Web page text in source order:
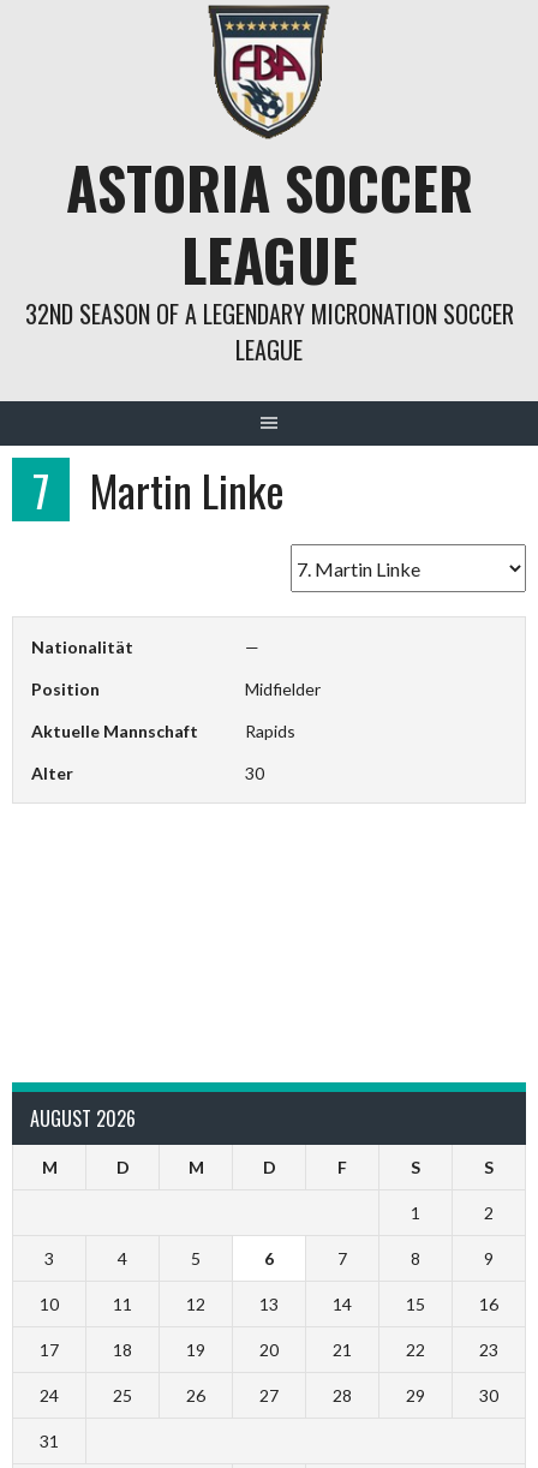
ASTORIA SOCCER
LEAGUE
32ND SEASON OF A LEGENDARY MICRONATION SOCCER
LEAGUE
7 Martin Linke
Nationalität —
Position Midfielder
Aktuelle Mannschaft Rapids
Alter 30
AUGUST 2026
M D M D F S S
1 2
3 4 5 6 7 8 9
10 11 12 13 14 15 16
17 18 19 20 21 22 23
24 25 26 27 28 29 30
31